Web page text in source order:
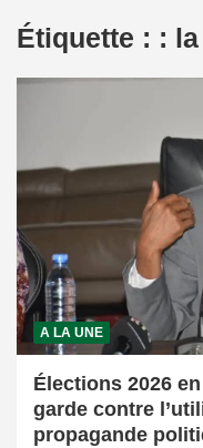
Étiquette : :
A LA UNE
Élections 2026
garde contre
propagande